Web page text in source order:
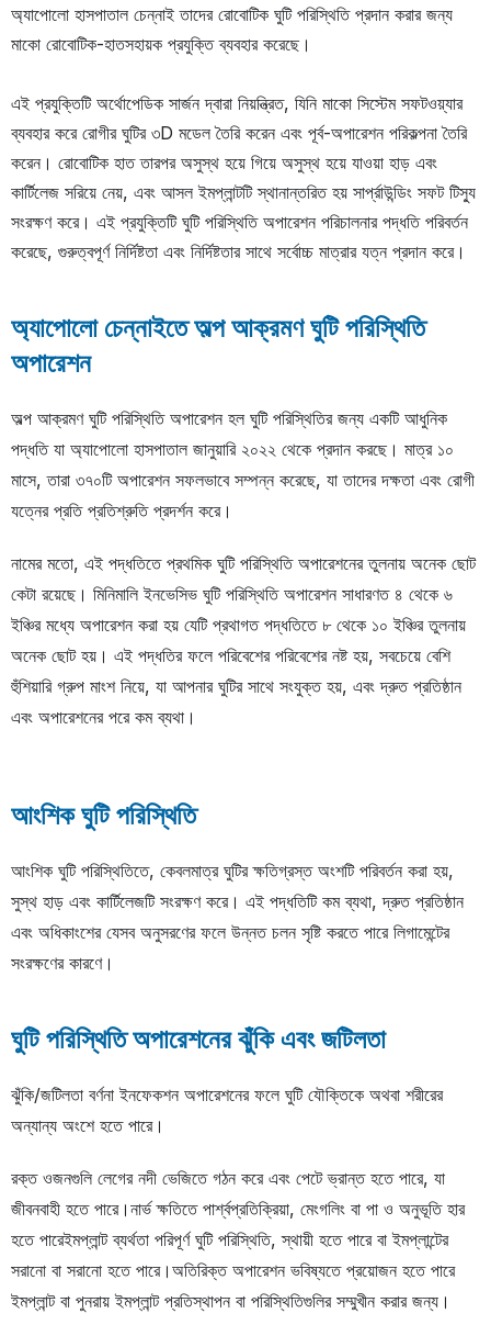
অ্যাপোলো হাসপাতাল চেন্নাই তাদের রোবোটিক ঘুটি পরিস্থিতি প্রদান করার জন্য
মাকো রোবোটিক-হাতসহায়ক প্রযুক্তি ব্যবহার করেছে।
এই প্রযুক্তিটি অর্থোপেডিক সার্জন দ্বারা নিয়ন্ত্রিত, যিনি মাকো সিস্টেম সফটওয়্যার
ব্যবহার করে রোগীর ঘুটির ৩D মডেল তৈরি করেন এবং পূর্ব-অপারেশন পরিকল্পনা তৈরি
করেন। রোবোটিক হাত তারপর অসুস্থ হয়ে গিয়ে অসুস্থ হয়ে যাওয়া হাড় এবং
কার্টিলেজ সরিয়ে নেয়, এবং আসল ইমপ্লান্টটি স্থানান্তরিত হয় সার্প্রাউন্ডিং সফট টিস্যু
সংরক্ষণ করে। এই প্রযুক্তিটি ঘুটি পরিস্থিতি অপারেশন পরিচালনার পদ্ধতি পরিবর্তন
করেছে, গুরুত্বপূর্ণ নির্দিষ্টতা এবং নির্দিষ্টতার সাথে সর্বোচ্চ মাত্রার যত্ন প্রদান করে।
অ্যাপোলো চেন্নাইতে অল্প আক্রমণ ঘুটি পরিস্থিতি
অপারেশন
অল্প আক্রমণ ঘুটি পরিস্থিতি অপারেশন হল ঘুটি পরিস্থিতির জন্য একটি আধুনিক
পদ্ধতি যা অ্যাপোলো হাসপাতাল জানুয়ারি ২০২২ থেকে প্রদান করছে। মাত্র ১০
মাসে, তারা ৩৭০টি অপারেশন সফলভাবে সম্পন্ন করেছে, যা তাদের দক্ষতা এবং রোগী
যত্নের প্রতি প্রতিশ্রুতি প্রদর্শন করে।
নামের মতো, এই পদ্ধতিতে প্রথমিক ঘুটি পরিস্থিতি অপারেশনের তুলনায় অনেক ছোট
কেটা রয়েছে। মিনিমালি ইনভেসিভ ঘুটি পরিস্থিতি অপারেশন সাধারণত ৪ থেকে ৬
ইঞ্চির মধ্যে অপারেশন করা হয় যেটি প্রথাগত পদ্ধতিতে ৮ থেকে ১০ ইঞ্চির তুলনায়
অনেক ছোট হয়। এই পদ্ধতির ফলে পরিবেশের পরিবেশের নষ্ট হয়, সবচেয়ে বেশি
হুঁশিয়ারি গ্রুপ মাংশ নিয়ে, যা আপনার ঘুটির সাথে সংযুক্ত হয়, এবং দ্রুত প্রতিষ্ঠান
এবং অপারেশনের পরে কম ব্যথা।
আংশিক ঘুটি পরিস্থিতি
আংশিক ঘুটি পরিস্থিতিতে, কেবলমাত্র ঘুটির ক্ষতিগ্রস্ত অংশটি পরিবর্তন করা হয়,
সুস্থ হাড় এবং কার্টিলেজটি সংরক্ষণ করে। এই পদ্ধতিটি কম ব্যথা, দ্রুত প্রতিষ্ঠান
এবং অধিকাংশের যেসব অনুসরণের ফলে উন্নত চলন সৃষ্টি করতে পারে লিগামেন্টের
সংরক্ষণের কারণে।
ঘুটি পরিস্থিতি অপারেশনের ঝুঁকি এবং জটিলতা
ঝুঁকি/জটিলতা বর্ণনা ইনফেকশন অপারেশনের ফলে ঘুটি যৌক্তিকে অথবা শরীরের
অন্যান্য অংশে হতে পারে।
রক্ত ওজনগুলি লেগের নদী ভেজিতে গঠন করে এবং পেটে ভ্রান্ত হতে পারে, যা
জীবনবাহী হতে পারে।নার্ভ ক্ষতিতে পার্শ্বপ্রতিক্রিয়া, মেংগলিং বা পা ও অনুভূতি হার
হতে পারেইমপ্লান্ট ব্যর্থতা পরিপূর্ণ ঘুটি পরিস্থিতি, স্থায়ী হতে পারে বা ইমপ্লান্টের
সরানো বা সরানো হতে পারে।অতিরিক্ত অপারেশন ভবিষ্যতে প্রয়োজন হতে পারে
ইমপ্লান্ট বা পুনরায় ইমপ্লান্ট প্রতিস্থাপন বা পরিস্থিতিগুলির সম্মুখীন করার জন্য।